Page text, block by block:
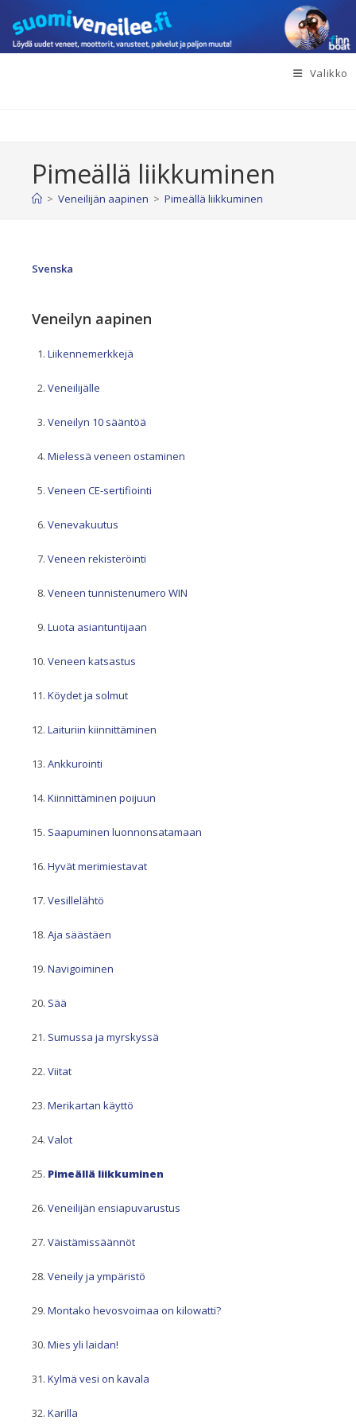
suoraan
sisältöön
Valikko
Pimeällä liikkuminen
> Veneilijän aapinen > Pimeällä liikkuminen
Svenska
Veneilyn aapinen
Liikennemerkkejä
Veneilijälle
Veneilyn 10 sääntöä
Mielessä veneen ostaminen
Veneen CE-sertifiointi
Venevakuutus
Veneen rekisteröinti
Veneen tunnistenumero WIN
Luota asiantuntijaan
Veneen katsastus
Köydet ja solmut
Laituriin kiinnittäminen
Ankkurointi
Kiinnittäminen poijuun
Saapuminen luonnonsatamaan
Hyvät merimiestavat
Vesillelähtö
Aja säästäen
Navigoiminen
Sää
Sumussa ja myrskyssä
Viitat
Merikartan käyttö
Valot
Pimeällä liikkuminen
Veneilijän ensiapuvarustus
Väistämissäännöt
Veneily ja ympäristö
Montako hevosvoimaa on kilowatti?
Mies yli laidan!
Kylmä vesi on kavala
Karilla